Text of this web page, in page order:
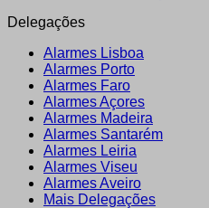
Delegações
Alarmes Lisboa
Alarmes Porto
Alarmes Faro
Alarmes Açores
Alarmes Madeira
Alarmes Santarém
Alarmes Leiria
Alarmes Viseu
Alarmes Aveiro
Mais Delegações